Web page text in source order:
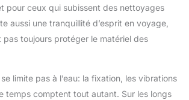
pour ceux qui subissent des nettoyages
aussi une tranquillité d’esprit en voyage,
pas toujours protéger le matériel des
limite pas à l’eau: la fixation, les vibrations
temps comptent tout autant. Sur les longs